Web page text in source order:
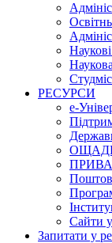
РЕСУРСИ
е-
Сайти
Запитати у